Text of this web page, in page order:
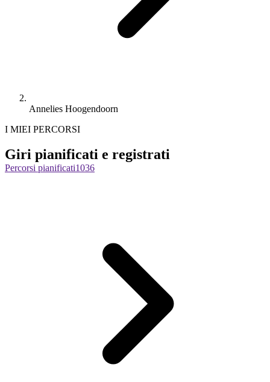
Annelies Hoogendoorn
I MIEI PERCORSI
Giri pianificati e registrati
Percorsi pianificati1036